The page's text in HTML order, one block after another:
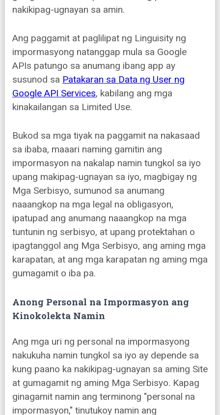
nakikipag-ugnayan sa amin.
Ang paggamit at paglilipat ng Linguisity ng
impormasyong natanggap mula sa Google
APIs patungo sa anumang ibang app ay
susunod sa Patakaran sa Data ng User ng
Google API Services, kabilang ang mga
kinakailangan sa Limited Use.
Bukod sa mga tiyak na paggamit na nakasaad
sa ibaba, maaari naming gamitin ang
impormasyon na nakalap namin tungkol sa iyo
upang makipag-ugnayan sa iyo, magbigay ng
Mga Serbisyo, sumunod sa anumang
naaangkop na mga legal na obligasyon,
ipatupad ang anumang naaangkop na mga
tuntunin ng serbisyo, at upang protektahan o
ipagtanggol ang Mga Serbisyo, ang aming mga
karapatan, at ang mga karapatan ng aming mga
gumagamit o iba pa.
Anong Personal na Impormasyon ang
Kinokolekta Namin
Ang mga uri ng personal na impormasyong
nakukuha namin tungkol sa iyo ay depende sa
kung paano ka nakikipag-ugnayan sa aming Site
at gumagamit ng aming Mga Serbisyo. Kapag
ginagamit namin ang terminong "personal na
impormasyon," tinutukoy namin ang